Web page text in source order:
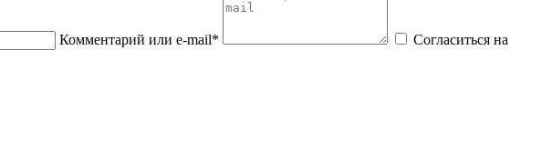
Комментарий или e-mail*
Согласиться на